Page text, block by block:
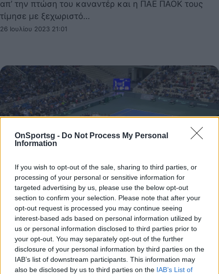
OnSportsg - Do Not Process My Personal
Information
If you wish to opt-out of the sale, sharing to third parties, or
processing of your personal or sensitive information for
targeted advertising by us, please use the below opt-out
section to confirm your selection. Please note that after your
opt-out request is processed you may continue seeing
interest-based ads based on personal information utilized by
us or personal information disclosed to third parties prior to
your opt-out. You may separately opt-out of the further
disclosure of your personal information by third parties on the
IAB’s list of downstream participants. This information may
also be disclosed by us to third parties on the IAB’s List of
απ’ την πτώση του καναντέρ και η ΠΑΕ ΠΑΟΚ τους
τίμησε με ξεχωριστό…
26 Ιουλίου 2023 21:01
Davis Cup: Ενός λεπτού σιγή για τους δύο
πιλότους στο ΟΑΚΑ - Αποθέωση για την
Εθνική (videos)
Davis Cup: Τη μνήμη των δύο πιλότων που έχασαν τη
ζωή τους εν ώρα υπηρεσίας τίμησαν άπαντες στο